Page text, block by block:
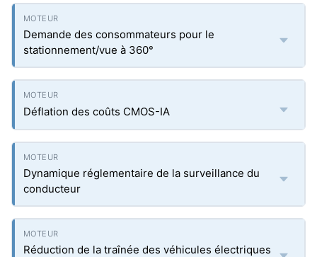
Demande des consommateurs pour le
stationnement/vue à 360°
Déflation des coûts CMOS-IA
Dynamique réglementaire de la surveillance du
conducteur
Réduction de la traînée des véhicules électriques